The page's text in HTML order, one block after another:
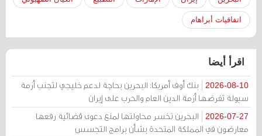
اتفاقيات أبراهام
اقرأ أيضا
2026-08-10
بنك أوف أمريكا: البحرين بحاجة لدعم خليجي لتجنب أزمة
سيولة تفرضها أزمة الدين العام والحرب على إيران
2026-07-27
البحرين تخسر محاولتها لمنع دعوى قضائية رفعها
معارضون في المملكة المتحدة بشأن برامج التجسس